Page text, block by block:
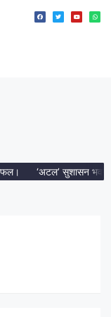
‘अटल’ सुशासन भवन ग्राम